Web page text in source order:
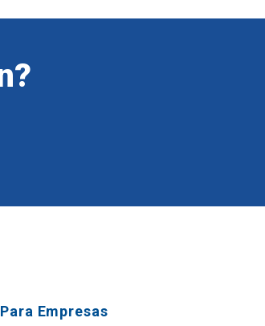
Para Empresas